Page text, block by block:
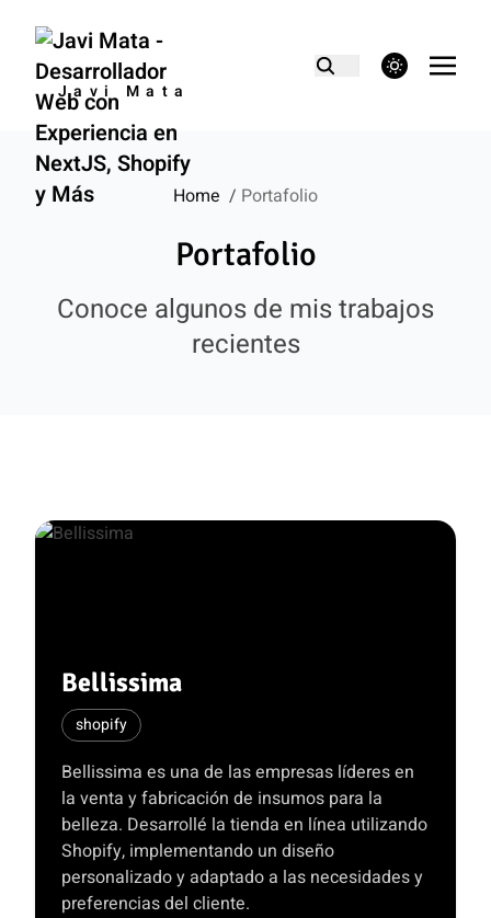
Javi Mata
theme switcher
Home / Portafolio
Portafolio
Conoce algunos de mis trabajos
recientes
Bellissima
shopify
Bellissima es una de las empresas líderes en
la venta y fabricación de insumos para la
belleza. Desarrollé la tienda en línea utilizando
Shopify, implementando un diseño
personalizado y adaptado a las necesidades y
preferencias del cliente.